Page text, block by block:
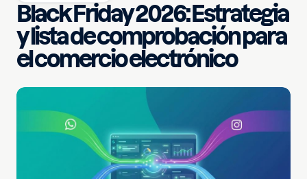
Black Friday 2026: Estrategia
y lista de comprobación para
el comercio electrónico